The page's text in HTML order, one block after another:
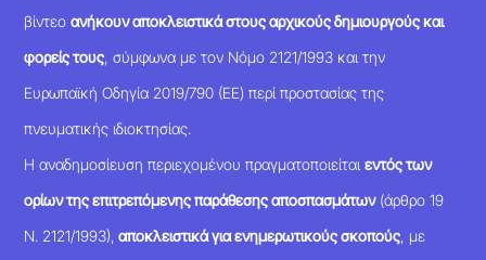
βίντεοανήκουν αποκλειστικά στους αρχικούς δημιουργούς και
φορείς τους , σύμφωνα με τον Νόμο 2121/1993 και την
Ευρωπαϊκή Οδηγία 2019/790 (ΕΕ) περί προστασίας της
πνευματικής ιδιοκτησίας.
Η αναδημοσίευση περιεχομένου πραγματοποιείταιεντός των
ορίων της επιτρεπόμενης παράθεσης αποσπασμάτων(άρθρο 19
Ν. 2121/1993), αποκλειστικά για ενημερωτικούς σκοπούς , με